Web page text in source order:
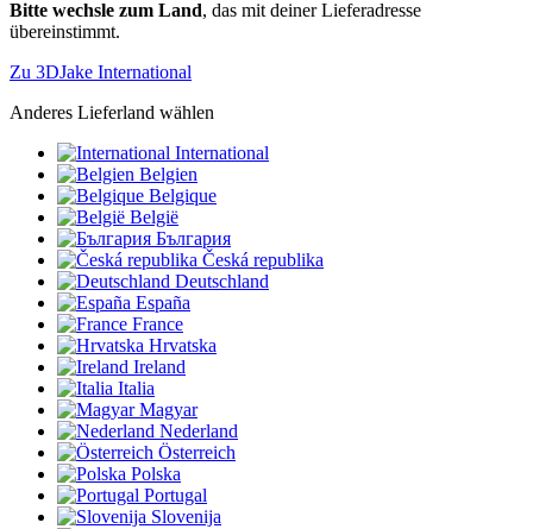
Bitte wechsle zum Land, das mit deiner Lieferadresse
übereinstimmt.
Zu 3DJake International
Anderes Lieferland wählen
International
Belgien
Belgique
België
България
Česká republika
Deutschland
España
France
Hrvatska
Ireland
Italia
Magyar
Nederland
Österreich
Polska
Portugal
Slovenija